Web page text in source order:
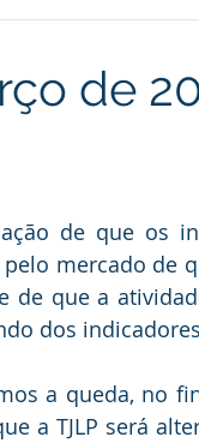
de
de que os
mercado de
de que a
dos
a queda, no
a TJLP será